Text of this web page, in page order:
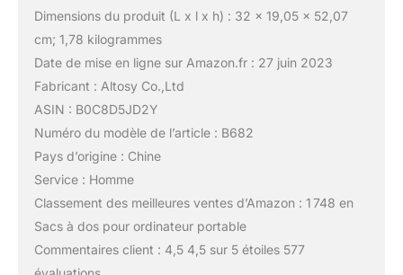
Dimensions du produit (L x l x h) : 32 x 19,05 x 52,07
cm; 1,78 kilogrammes
Date de mise en ligne sur Amazon.fr : 27 juin 2023
Fabricant : Altosy Co.,Ltd
ASIN : B0C8D5JD2Y
Numéro du modèle de l’article : B682
Pays d’origine : Chine
Service : Homme
Classement des meilleures ventes d’Amazon : 1 748 en
Sacs à dos pour ordinateur portable
Commentaires client : 4,5 4,5 sur 5 étoiles 577